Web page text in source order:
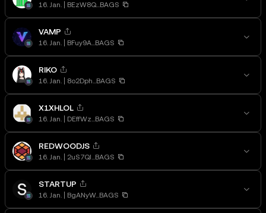
16. Jan. BEzW8Q...BAGS
VAMP
16. Jan. BFuy9A...BAGS
RIKO
16. Jan. 8o2Dph...BAGS
X1XHLOL
16. Jan. DEffWz...BAGS
REDWOODJS
16. Jan. 2uS7QJ...BAGS
STARTUP
16. Jan. BgANyW...BAGS